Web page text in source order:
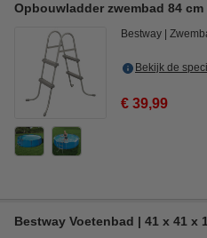
Opbouwladder zwembad 84 cm
Bestway
Bekijk de
€ 39,99
Bestway Voetenbad | 41 x 41 x